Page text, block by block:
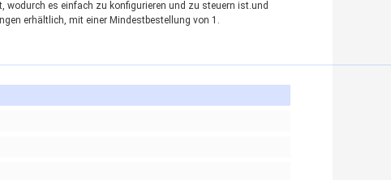
wodurch es einfach zu konfigurieren und zu steuern ist.und
erhältlich, mit einer Mindestbestellung von 1.